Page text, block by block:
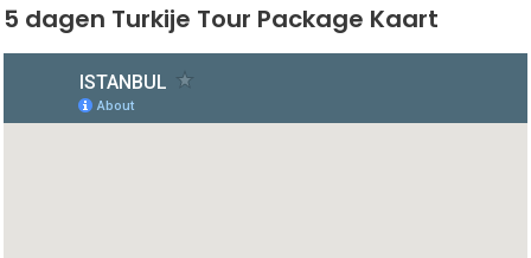
5 dagen Turkije Tour Package Kaart